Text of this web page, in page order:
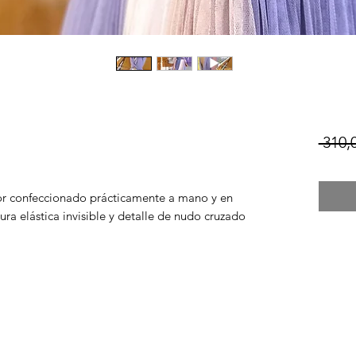
prácticamente a mano y en
elástica invisible y detalle de nudo cruzado